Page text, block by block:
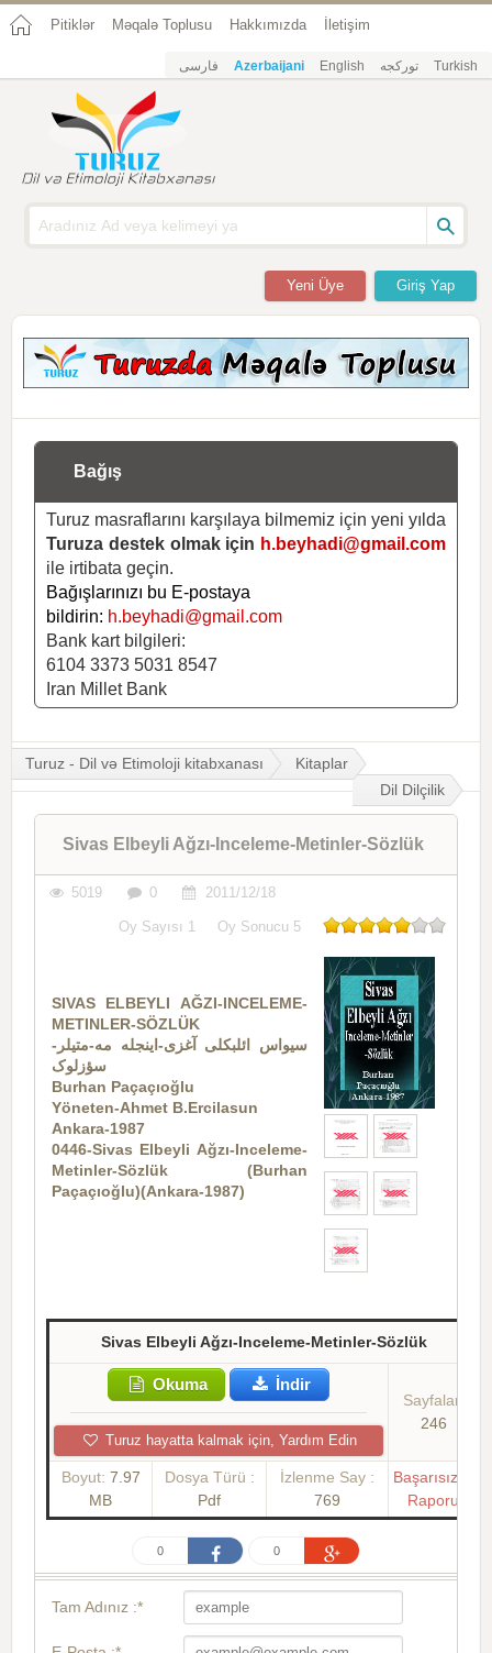
Pitiklər Məqalə Toplusu Hakkımızda İletişim
فارسی Azerbaijani English تورکجه Turkish
Giriş Yap
Yeni Üye
Bağış
Turuz masraflarını karşılaya bilmemiz için yeni yılda
Turuza destek olmak için h.beyhadi@gmail.com
ile irtibata geçin.
Bağışlarınızı bu E-postaya
bildirin: h.beyhadi@gmail.com
Bank kart bilgileri:
6104 3373 5031 8547
Iran Millet Bank
Turuz - Dil və Etimoloji kitabxanası
Kitaplar
Dil Dilçilik
Sivas Elbeyli Ağzı-Inceleme-Metinler-Sözlük
5019 0 2011/12/18
Oy Sayısı 1 Oy Sonucu 5
SIVAS ELBEYLI AĞZI-INCELEME-
METINLER-SÖZLÜK
سیواس ائلبکلی آغزی-اینجله مه-متیلر-
سؤزلوک
Burhan Paçaçıoğlu
Yöneten-Ahmet B.Ercilasun
Ankara-1987
0446-Sivas Elbeyli Ağzı-Inceleme-
Metinler-Sözlük (Burhan
Paçaçıoğlu)(Ankara-1987)
Sivas Elbeyli Ağzı-Inceleme-Metinler-Sözlük
Okuma İndir
Turuz hayatta kalmak için, Yardım Edin
Sayfalar:
246
Boyut: 7.97
MB
Dosya Türü :
Pdf
İzlenme Say :
769
Başarısızlık
Raporu
0 0
Tam Adınız :*